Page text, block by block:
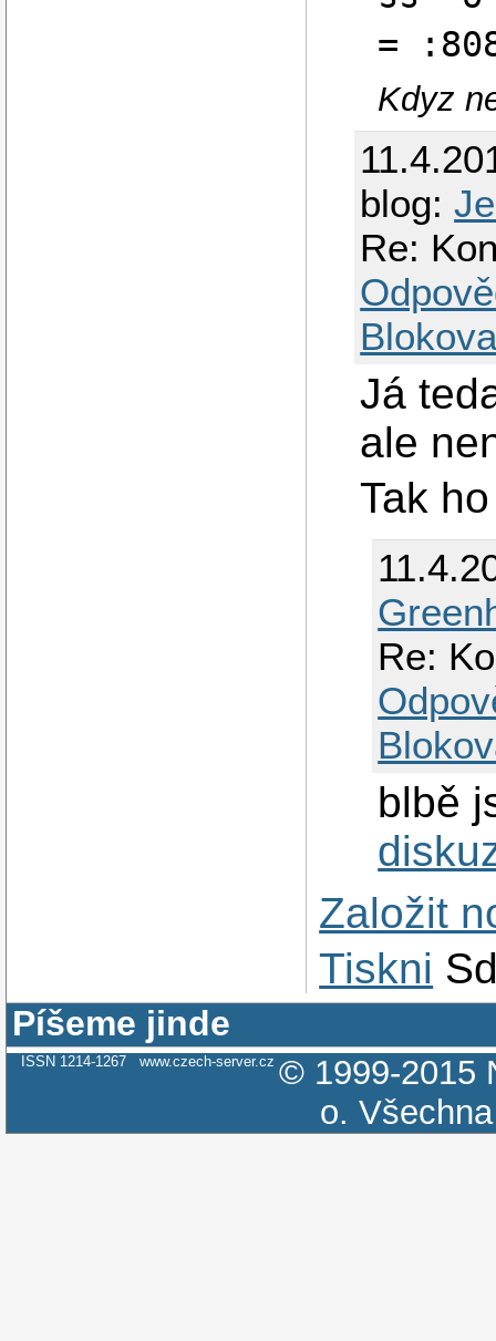
=
Kdyz
blog:
Re:
Já
ale
Tak
Re:
blbě
Založit
Tiskni
Píšeme jinde
ISSN 1214-1267 www.czech-server.cz © 1999-2015
o.